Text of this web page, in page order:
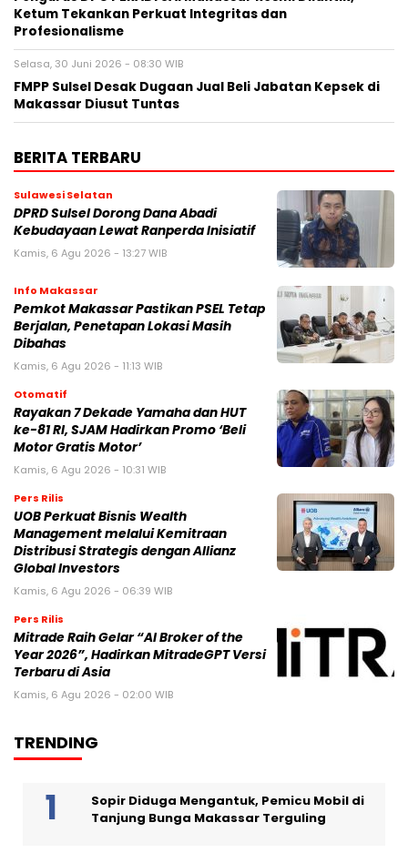
Ketum Tekankan Perkuat Integritas dan
Profesionalisme
Selasa, 30 Juni 2026 - 08:30 WIB
FMPP Sulsel Desak Dugaan Jual Beli Jabatan Kepsek di
Makassar Diusut Tuntas
BERITA TERBARU
Sulawesi Selatan
DPRD Sulsel Dorong Dana Abadi
Kebudayaan Lewat Ranperda Inisiatif
Kamis, 6 Agu 2026 - 13:27 WIB
Info Makassar
Pemkot Makassar Pastikan PSEL Tetap
Berjalan, Penetapan Lokasi Masih
Dibahas
Kamis, 6 Agu 2026 - 11:13 WIB
Otomatif
Rayakan 7 Dekade Yamaha dan HUT
ke-81 RI, SJAM Hadirkan Promo ‘Beli
Motor Gratis Motor’
Kamis, 6 Agu 2026 - 10:31 WIB
Pers Rilis
UOB Perkuat Bisnis Wealth
Management melalui Kemitraan
Distribusi Strategis dengan Allianz
Global Investors
Kamis, 6 Agu 2026 - 06:39 WIB
Pers Rilis
Mitrade Raih Gelar “AI Broker of the
Year 2026”, Hadirkan MitradeGPT Versi
Terbaru di Asia
Kamis, 6 Agu 2026 - 02:00 WIB
TRENDING
Sopir Diduga Mengantuk, Pemicu Mobil di
Tanjung Bunga Makassar Terguling